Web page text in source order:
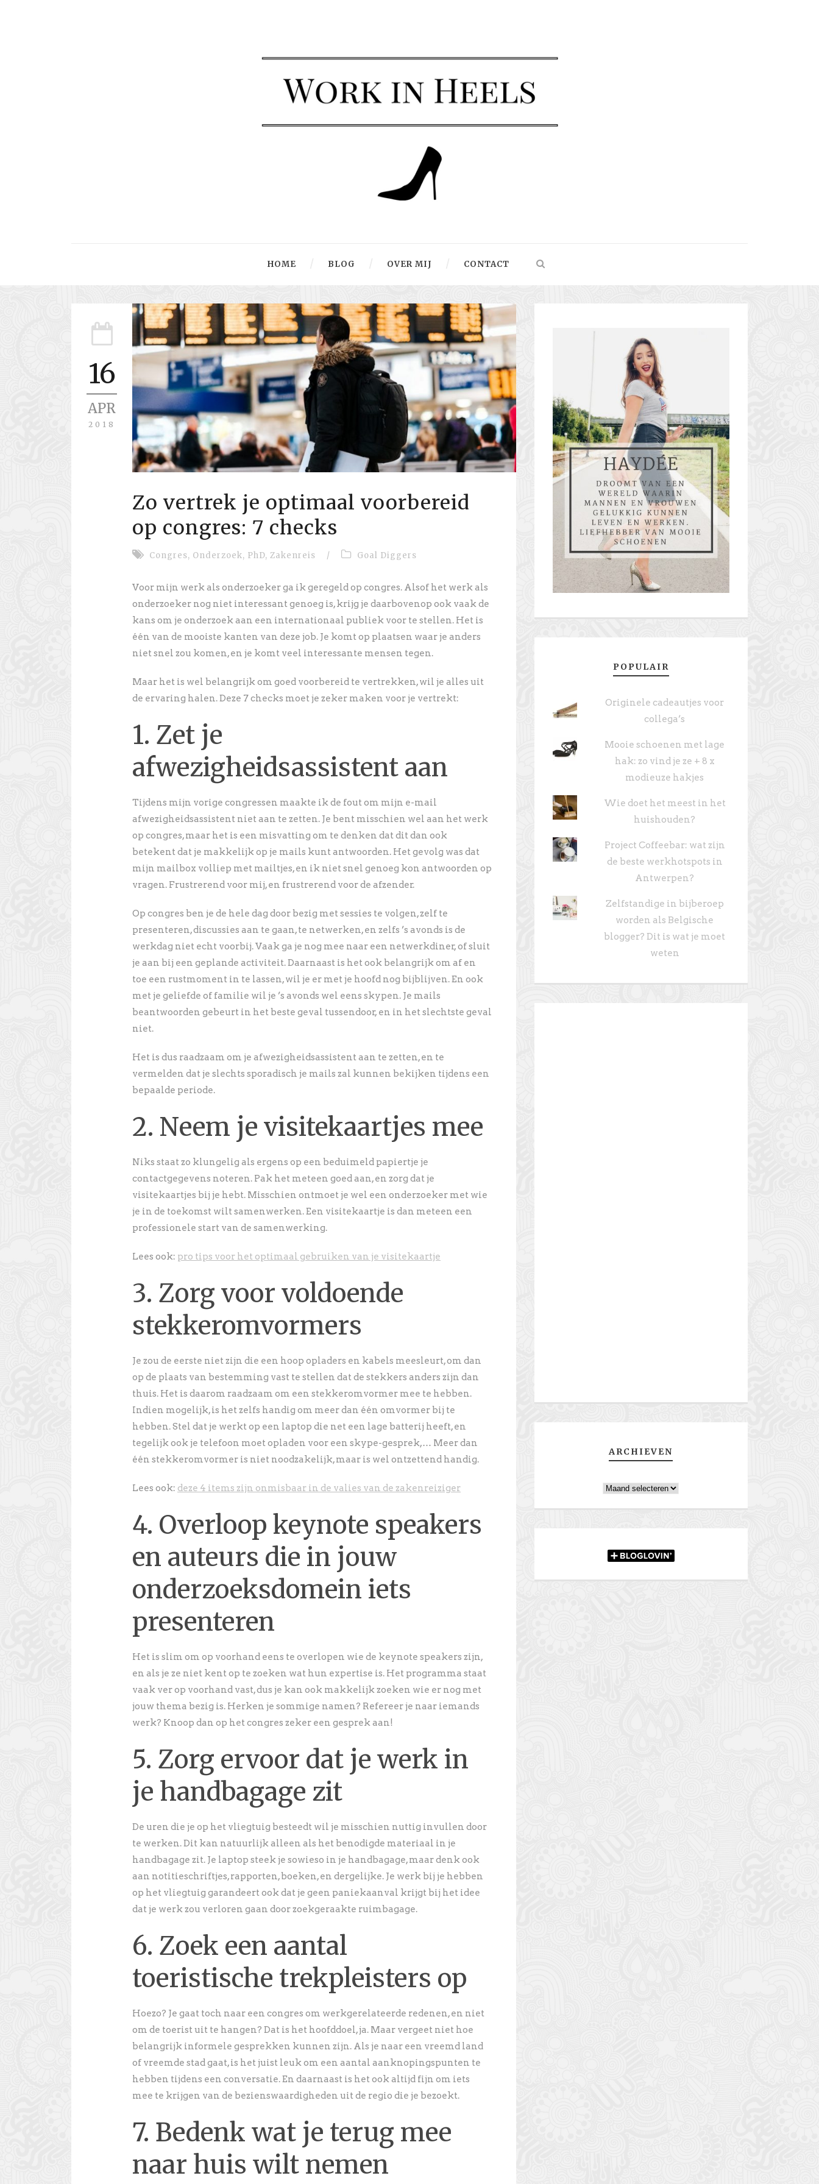
HOME BLOG OVER MIJ CONTACT
16
APR
2018
Zo vertrek je optimaal voorbereid
op congres: 7 checks
Congres, Onderzoek, PhD, Zakenreis / Goal Diggers
Voor mijn werk als onderzoeker ga ik geregeld op congres. Alsof het werk als
onderzoeker nog niet interessant genoeg is, krijg je daarbovenop ook vaak de
kans om je onderzoek aan een internationaal publiek voor te stellen. Het is
één van de mooiste kanten van deze job. Je komt op plaatsen waar je anders
niet snel zou komen, en je komt veel interessante mensen tegen.
Maar het is wel belangrijk om goed voorbereid te vertrekken, wil je alles uit
de ervaring halen. Deze 7 checks moet je zeker maken voor je vertrekt:
1. Zet je
afwezigheidsassistent aan
Tijdens mijn vorige congressen maakte ik de fout om mijn e-mail
afwezigheidsassistent niet aan te zetten. Je bent misschien wel aan het werk
op congres, maar het is een misvatting om te denken dat dit dan ook
betekent dat je makkelijk op je mails kunt antwoorden. Het gevolg was dat
mijn mailbox volliep met mailtjes, en ik niet snel genoeg kon antwoorden op
vragen. Frustrerend voor mij, en frustrerend voor de afzender.
Op congres ben je de hele dag door bezig met sessies te volgen, zelf te
presenteren, discussies aan te gaan, te netwerken, en zelfs ’s avonds is de
werkdag niet echt voorbij. Vaak ga je nog mee naar een netwerkdiner, of sluit
je aan bij een geplande activiteit. Daarnaast is het ook belangrijk om af en
toe een rustmoment in te lassen, wil je er met je hoofd nog bijblijven. En ook
met je geliefde of familie wil je ’s avonds wel eens skypen. Je mails
beantwoorden gebeurt in het beste geval tussendoor, en in het slechtste geval
niet.
Het is dus raadzaam om je afwezigheidsassistent aan te zetten, en te
vermelden dat je slechts sporadisch je mails zal kunnen bekijken tijdens een
bepaalde periode.
2. Neem je visitekaartjes mee
Niks staat zo klungelig als ergens op een beduimeld papiertje je
contactgegevens noteren. Pak het meteen goed aan, en zorg dat je
visitekaartjes bij je hebt. Misschien ontmoet je wel een onderzoeker met wie
je in de toekomst wilt samenwerken. Een visitekaartje is dan meteen een
professionele start van de samenwerking.
Lees ook: pro tips voor het optimaal gebruiken van je visitekaartje
3. Zorg voor voldoende
stekkeromvormers
Je zou de eerste niet zijn die een hoop opladers en kabels meesleurt, om dan
op de plaats van bestemming vast te stellen dat de stekkers anders zijn dan
thuis. Het is daarom raadzaam om een stekkeromvormer mee te hebben.
Indien mogelijk, is het zelfs handig om meer dan één omvormer bij te
hebben. Stel dat je werkt op een laptop die net een lage batterij heeft, en
tegelijk ook je telefoon moet opladen voor een skype-gesprek,… Meer dan
één stekkeromvormer is niet noodzakelijk, maar is wel ontzettend handig.
Lees ook: deze 4 items zijn onmisbaar in de valies van de zakenreiziger
4. Overloop keynote speakers
en auteurs die in jouw
onderzoeksdomein iets
presenteren
Het is slim om op voorhand eens te overlopen wie de keynote speakers zijn,
en als je ze niet kent op te zoeken wat hun expertise is. Het programma staat
vaak ver op voorhand vast, dus je kan ook makkelijk zoeken wie er nog met
jouw thema bezig is. Herken je sommige namen? Refereer je naar iemands
werk? Knoop dan op het congres zeker een gesprek aan!
5. Zorg ervoor dat je werk in
je handbagage zit
De uren die je op het vliegtuig besteedt wil je misschien nuttig invullen door
te werken. Dit kan natuurlijk alleen als het benodigde materiaal in je
handbagage zit. Je laptop steek je sowieso in je handbagage, maar denk ook
aan notitieschriftjes, rapporten, boeken, en dergelijke. Je werk bij je hebben
op het vliegtuig garandeert ook dat je geen paniekaanval krijgt bij het idee
dat je werk zou verloren gaan door zoekgeraakte ruimbagage.
6. Zoek een aantal
toeristische trekpleisters op
Hoezo? Je gaat toch naar een congres om werkgerelateerde redenen, en niet
om de toerist uit te hangen? Dat is het hoofddoel, ja. Maar vergeet niet hoe
belangrijk informele gesprekken kunnen zijn. Als je naar een vreemd land
of vreemde stad gaat, is het juist leuk om een aantal aanknopingspunten te
hebben tijdens een conversatie. En daarnaast is het ook altijd fijn om iets
mee te krijgen van de bezienswaardigheden uit de regio die je bezoekt.
7. Bedenk wat je terug mee
naar huis wilt nemen
POPULAIR
Originele cadeautjes voor
collega’s
Mooie schoenen met lage
hak: zo vind je ze + 8 x
modieuze hakjes
Wie doet het meest in het
huishouden?
Project Coffeebar: wat zijn
de beste werkhotspots in
Antwerpen?
Zelfstandige in bijberoep
worden als Belgische
blogger? Dit is wat je moet
weten
ARCHIEVEN
Archieven